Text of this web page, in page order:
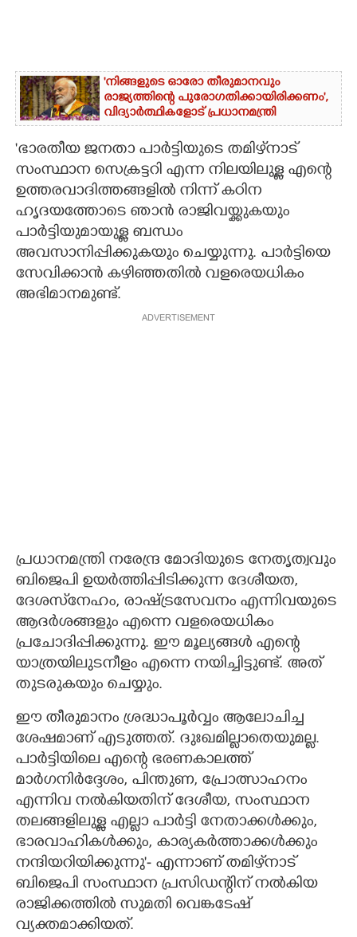
'നിങ്ങളുടെ ഓരോ തീരുമാനവും
രാജ്യത്തിന്റെ പുരോഗതിക്കായിരിക്കണം',​
വിദ്യാർത്ഥികളോട് പ്രധാനമന്ത്രി
'ഭാരതീയ ജനതാ പാർട്ടിയുടെ തമിഴ്‌നാട്
സംസ്ഥാന സെക്രട്ടറി എന്ന നിലയിലുള്ള എന്റെ
ഉത്തരവാദിത്തങ്ങളിൽ നിന്ന് കഠിന
ഹൃദയത്തോടെ ഞാൻ രാജിവയ്ക്കുകയും
പാർട്ടിയുമായുള്ള ബന്ധം
അവസാനിപ്പിക്കുകയും ചെയ്യുന്നു. പാർട്ടിയെ
സേവിക്കാൻ കഴിഞ്ഞതിൽ വളരെയധികം
അഭിമാനമുണ്ട്.
ADVERTISEMENT
പ്രധാനമന്ത്രി നരേന്ദ്ര മോദിയുടെ നേതൃത്വവും
ബിജെപി ഉയർത്തിപ്പിടിക്കുന്ന ദേശീയത,
ദേശസ്‌നേഹം, രാഷ്ട്രസേവനം എന്നിവയുടെ
ആദർശങ്ങളും എന്നെ വളരെയധികം
പ്രചോദിപ്പിക്കുന്നു. ഈ മൂല്യങ്ങൾ എന്റെ
യാത്രയിലുടനീളം എന്നെ നയിച്ചിട്ടുണ്ട്. അത്
തുടരുകയും ചെയ്യും.
ഈ തീരുമാനം ശ്രദ്ധാപൂർവ്വം ആലോചിച്ച
ശേഷമാണ് എടുത്തത്. ദുഃഖമില്ലാതെയുമല്ല.
പാർട്ടിയിലെ എന്റെ ഭരണകാലത്ത്
മാർഗനിർദ്ദേശം, പിന്തുണ, പ്രോത്സാഹനം
എന്നിവ നൽകിയതിന് ദേശീയ, സംസ്ഥാന
തലങ്ങളിലുള്ള എല്ലാ പാർട്ടി നേതാക്കൾക്കും,
ഭാരവാഹികൾക്കും, കാര്യകർത്താക്കൾക്കും
നന്ദിയറിയിക്കുന്നു'- എന്നാണ് തമിഴ്‌നാട്
ബിജെപി സംസ്ഥാന പ്രസിഡന്റിന് നൽകിയ
രാജിക്കത്തിൽ സുമതി വെങ്കടേഷ്
വ്യക്തമാക്കിയത്.